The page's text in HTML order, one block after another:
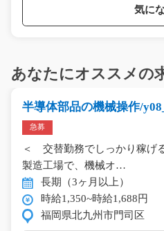
気に
あなたにオススメの
半導体部品の機械操作/
急募
＜ 交替勤務でしっかり稼げ
製造工場で、機械オ…
長期（3ヶ月以上）
時給1,350~時給1,688円
福岡県北九州市門司区